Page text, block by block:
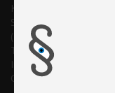
Kronjyllands Camping
Suderholmen 10,
(Lige ud til Grenåvej)
Tlf. +45 87 10 98 70
Info@as-kcc.dk
CVR: 33 38 77 33